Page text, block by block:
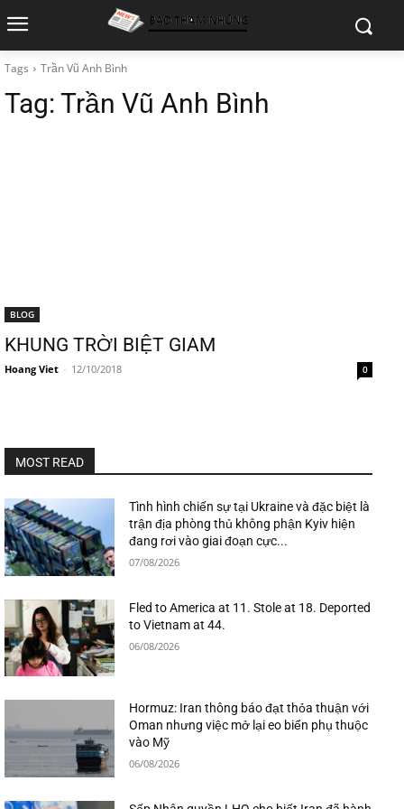
Tags Trần Vũ Anh Bình
Tag: Trần Vũ Anh Bình
BLOG
KHUNG TRỜI BIỆT GIAM
Hoang Viet - 12/10/2018 0
MOST READ
Tình hình chiến sự tại Ukraine và đặc biệt là
trận địa phòng thủ không phận Kyiv hiện
đang rơi vào giai đoạn cực...
07/08/2026
Fled to America at 11. Stole at 18. Deported
to Vietnam at 44.
06/08/2026
Hormuz: Iran thông báo đạt thỏa thuận với
Oman nhưng việc mở lại eo biển phụ thuộc
vào Mỹ
06/08/2026